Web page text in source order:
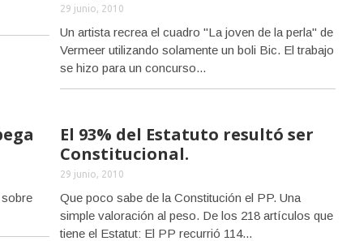
29 junio, 2010
Un artista recrea el cuadro "La joven de la perla" de
Vermeer utilizando solamente un boli Bic. El trabajo
se hizo para un concurso...
El 93% del Estatuto resultó ser
Constitucional.
29 junio, 2010
Que poco sabe de la Constitución el PP. Una
simple valoración al peso. De los 218 artículos que
tiene el Estatut: El PP recurrió 114...